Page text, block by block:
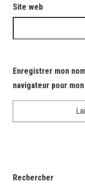
Site web
Enregistrer mon
navigateur pour
Rechercher